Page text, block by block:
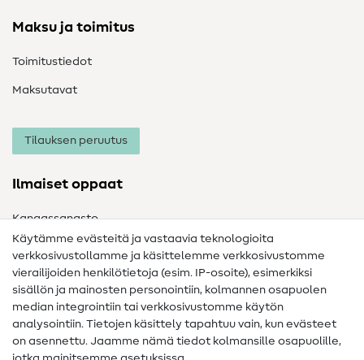
Maksu ja toimitus
Toimitustiedot
Maksutavat
Tilauksen peruutus
Ilmaiset oppaat
Kangassanasto
Ompelusanasto
Ompeluohjeet
Apua ja yhteystiedot
Yhteystiedot
Käytämme evästeitä ja vastaavia teknologioita
verkkosivustollamme ja käsittelemme verkkosivustomme
vierailijoiden henkilötietoja (esim. IP-osoite), esimerkiksi
sisällön ja mainosten personointiin, kolmannen osapuolen
median integrointiin tai verkkosivustomme käytön
analysointiin. Tietojen käsittely tapahtuu vain, kun evästeet
on asennettu. Jaamme nämä tiedot kolmansille osapuolille,